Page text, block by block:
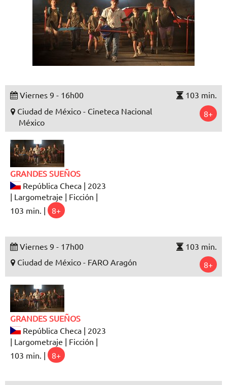
Viernes 9 - 16h00
103 min.
Ciudad de México - Cineteca Nacional
México
8+
GRANDES SUEÑOS
República Checa | 2023
| Largometraje | Ficción |
103 min. |
8+
Viernes 9 - 17h00
103 min.
Ciudad de México - FARO Aragón
8+
GRANDES SUEÑOS
República Checa | 2023
| Largometraje | Ficción |
103 min. |
8+